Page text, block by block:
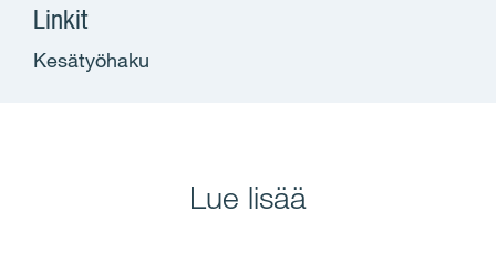
Linkit
Kesätyöhaku
Lue lisää